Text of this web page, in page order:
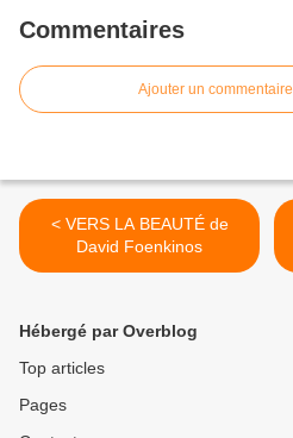
Commentaires
Ajouter un commentaire
< VERS LA BEAUTÉ de
David Foenkinos
Hébergé par Overblog
Top articles
Pages